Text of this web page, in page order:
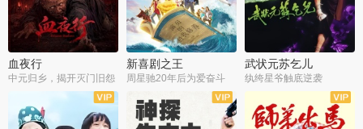
血夜行
中元归乡，揭开灭门旧怨
新喜剧之王
周星驰20年后为爱奋斗
武状元苏乞儿
纨绔星爷触底逆袭